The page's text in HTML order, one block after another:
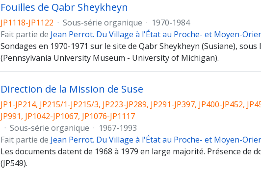
Fouilles de Qabr Sheykheyn
JP1118-JP1122 · Sous-série organique · 1970-1984
Fait partie de Jean Perrot. Du Village à l'État au Proche- et Moyen-
Sondages en 1970-1971 sur le site de Qabr Sheykheyn (Susiane),
(Pennsylvania University Museum - University of Michigan).
Direction de la Mission de Suse
JP1-JP214, JP215/1-JP215/3, JP223-JP289, JP291-JP397, JP400-JP452,
JP991, JP1042-JP1067, JP1076-JP1117
· Sous-série organique · 1967-1993
Fait partie de Jean Perrot. Du Village à l'État au Proche- et Moyen-
Les documents datent de 1968 à 1979 en large majorité. Présence de
(JP549).